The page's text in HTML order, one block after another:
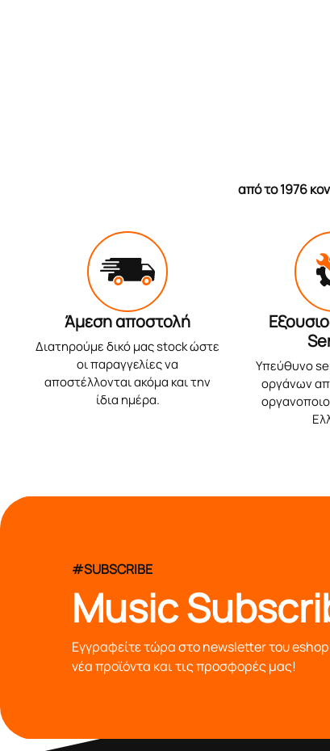
από το 1976
Άμεση αποστολή
Διατηρούμε δικό μας stock ώστε
οι παραγγελίες να
αποστέλλονται ακόμα και την
ίδια ημέρα.
Υπεύθυνο
οργάνων
#SUBSCRIBE
Music
Εγγραφείτε τώρα στο newsletter του
νέα προϊόντα και τις προσφορές μας!